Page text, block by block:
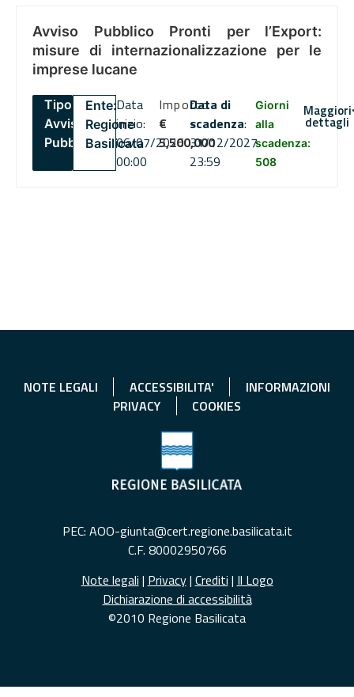
Avviso Pubblico Pronti per l’Export:
misure di internazionalizzazione per le
imprese lucane
Tipo:
Avviso
Pubblico
Ente:
Regione
Basilicata
Data
inizio:
06/07/2026
00:00
Importo
€
5,500,000
Data di
scadenza:
31/12/2027
23:59
Giorni
alla
scadenza:
508
Maggiori
dettagli
NOTE LEGALI ACCESSIBILITA'
INFORMAZIONI
PRIVACY
COOKIES
PEC: AOO-giunta@cert.regione.basilicata.it
C.F. 80002950766
Note legali | Privacy| Crediti | Il Logo
Dichiarazione di accessibilità
©2010 Regione Basilicata